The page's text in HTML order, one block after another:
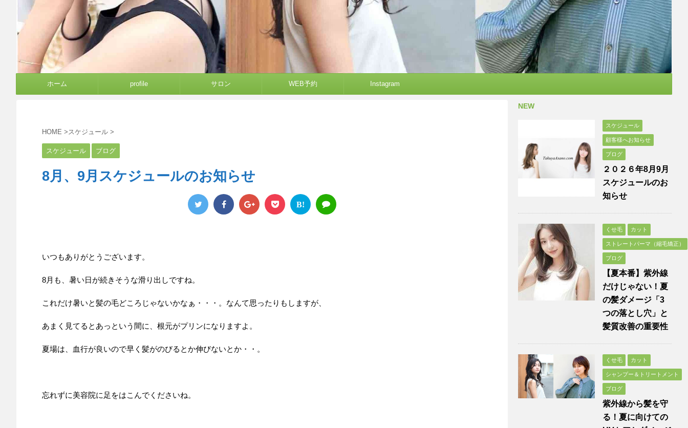
ホーム profile サロン WEB予約 Instagram
HOME > スケジュール >
スケジュール ブログ
8月、9月スケジュールのお知らせ
B!
いつもありがとうございます。
8月も、暑い日が続きそうな滑り出しですね。
これだけ暑いと髪の毛どころじゃないかなぁ・・・。なんて思ったりもしますが、
あまく見てるとあっという間に、根元がプリンになりますよ。
夏場は、血行が良いので早く髪がのびるとか伸びないとか・・。
忘れずに美容院に足をはこんでくださいね。
NEW
スケジュール
顧客様へお知らせ
ブログ
２０２６年8月9月
スケジュールのお
知らせ
くせ毛 カット
ストレートパーマ（縮毛矯正）
ブログ
【夏本番】紫外線
だけじゃない！夏
の髪ダメージ「3
つの落とし穴」と
髪質改善の重要性
くせ毛 カット
シャンプー＆トリートメント
ブログ
紫外線から髪を守
る！夏に向けての